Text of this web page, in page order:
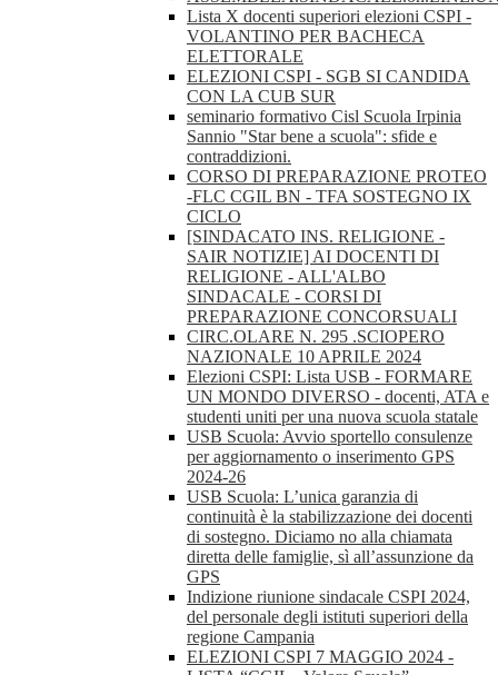
Lista X docenti superiori elezioni CSPI -
VOLANTINO PER BACHECA
ELETTORALE
ELEZIONI CSPI - SGB SI CANDIDA
CON LA CUB SUR
seminario formativo Cisl Scuola Irpinia
Sannio "Star bene a scuola": sfide e
contraddizioni.
CORSO DI PREPARAZIONE PROTEO
-FLC CGIL BN - TFA SOSTEGNO IX
CICLO
[SINDACATO INS. RELIGIONE -
SAIR NOTIZIE] AI DOCENTI DI
RELIGIONE - ALL'ALBO
SINDACALE - CORSI DI
PREPARAZIONE CONCORSUALI
CIRC.OLARE N. 295 .SCIOPERO
NAZIONALE 10 APRILE 2024
Elezioni CSPI: Lista USB - FORMARE
UN MONDO DIVERSO - docenti, ATA e
studenti uniti per una nuova scuola statale
USB Scuola: Avvio sportello consulenze
per aggiornamento o inserimento GPS
2024-26
USB Scuola: L’unica garanzia di
continuità è la stabilizzazione dei docenti
di sostegno. Diciamo no alla chiamata
diretta delle famiglie, sì all’assunzione da
GPS
Indizione riunione sindacale CSPI 2024,
del personale degli istituti superiori della
regione Campania
ELEZIONI CSPI 7 MAGGIO 2024 -